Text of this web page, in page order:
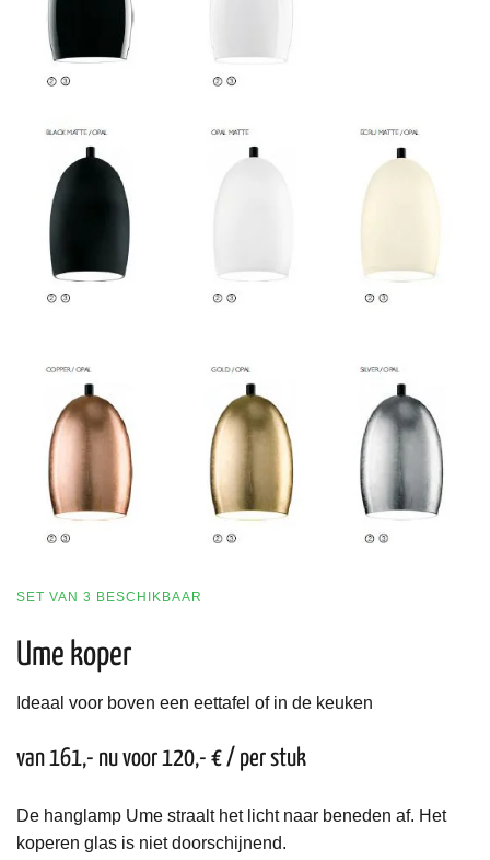
SET VAN 3 BESCHIKBAAR
Ume koper
Ideaal voor boven een eettafel of in de keuken
van 161,- nu voor 120,- € / per stuk
De hanglamp Ume straalt het licht naar beneden af. Het
koperen glas is niet doorschijnend.